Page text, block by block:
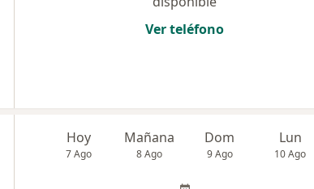
Ver teléfono
Hoy
7 Ago
Mañana
8 Ago
Dom
9 Ago
Lun
10 Ago